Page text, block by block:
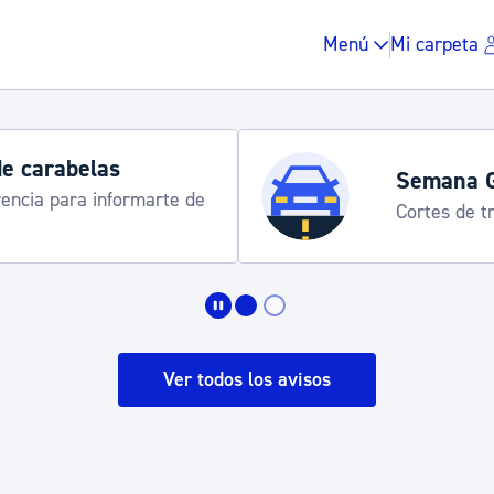
Menú Mi carpeta
Espacio público,
carabelas
para informarte de
Semana
Cortes de
Ver todos los avisos